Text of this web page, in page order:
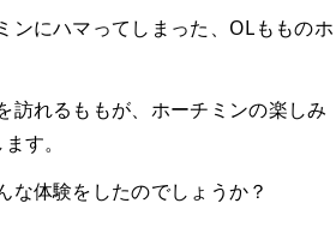
ンにハマってしまった、OLもものホ
訪れるももが、ホーチミンの楽しみ
す。
な体験をしたのでしょうか？